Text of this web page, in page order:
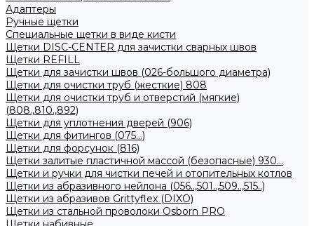
Адаптеры
Ручные щетки
Специальные щетки в виде кисти
Щетки DISC-CENTER для зачистки сварных швов
Щетки REFILL
Щетки для зачистки швов (026-большого диаметра)
Щетки для очистки труб (жесткие) 808
Щетки для очистки труб и отверстий (мягкие)
(808.,810.,892)
Щетки для уплотнения дверей (906)
Щетки для фитингов (075...)
Щетки для форсунок (816)
Щетки залитые пластичной массой (безопасные) 930...
Щетки и ручки для чистки печей и отопительных котлов
Щетки из абразивного нейлона (056..,501..,509..,515..)
Щетки из абразивов Grittyflex (DIXO)
Щетки из стальной проволоки Osborn PRO